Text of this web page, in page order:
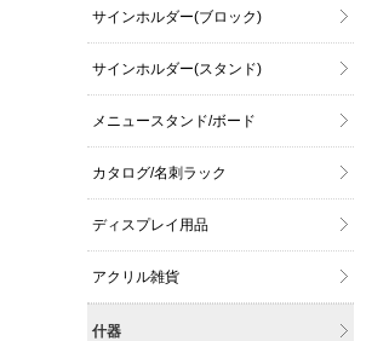
サインホルダー(ブロック)
サインホルダー(スタンド)
メニュースタンド/ボード
カタログ/名刺ラック
ディスプレイ用品
アクリル雑貨
什器